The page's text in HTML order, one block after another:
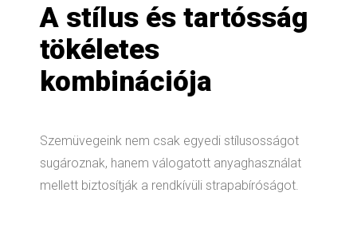
A stílus és tartósság
tökéletes
kombinációja
Szemüvegeink nem csak egyedi stílusosságot
sugároznak, hanem válogatott anyaghasználat
mellett biztosítják a rendkívüli strapabíróságot.